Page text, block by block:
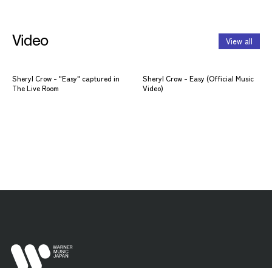
Video View all
Sheryl Crow - "Easy" captured in
The Live Room
Sheryl Crow - Easy (Official Music
Video)